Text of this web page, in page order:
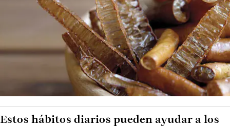
Estos hábitos diarios pueden ayudar a los